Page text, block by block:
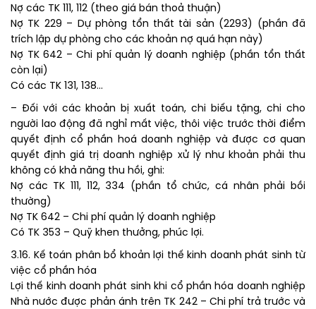
Nợ các TK 111, 112 (theo giá bán thoả thuận)
Nợ TK 229 – Dự phòng tổn thất tài sản (2293) (phần đã
trích lập dự phòng cho các khoản nợ quá hạn này)
Nợ TK 642 – Chi phí quản lý doanh nghiệp (phần tổn thất
còn lại)
Có các TK 131, 138…
– Đối với các khoản bị xuất toán, chi biếu tặng, chi cho
người lao động đã nghỉ mất việc, thôi việc trước thời điểm
quyết định cổ phần hoá doanh nghiệp và được cơ quan
quyết định giá trị doanh nghiệp xử lý như khoản phải thu
không có khả năng thu hồi, ghi:
Nợ các TK 111, 112, 334 (phần tổ chức, cá nhân phải bồi
thường)
Nợ TK 642 – Chi phí quản lý doanh nghiệp
Có TK 353 – Quỹ khen thưởng, phúc lợi.
3.16. Kế toán phân bổ khoản lợi thế kinh doanh phát sinh từ
việc cổ phần hóa
Lợi thế kinh doanh phát sinh khi cổ phần hóa doanh nghiệp
Nhà nước được phản ánh trên TK 242 – Chi phí trả trước và